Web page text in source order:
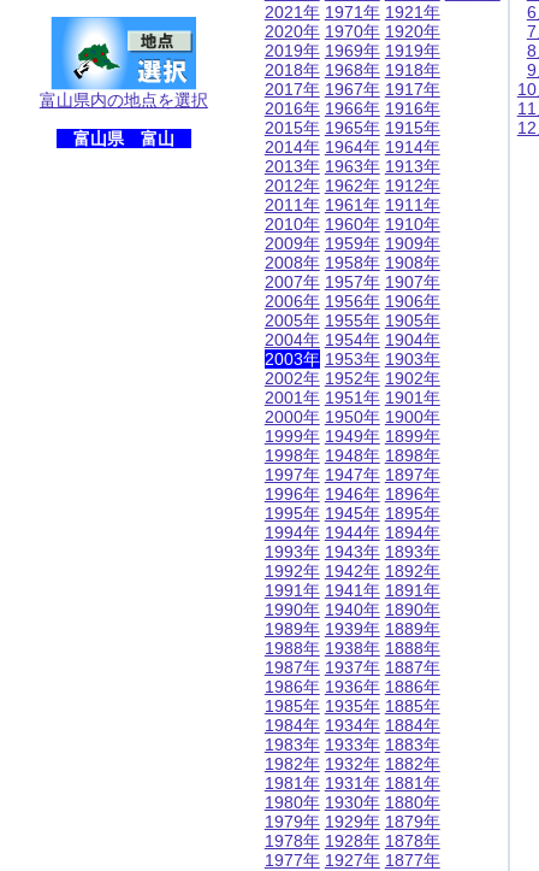
富山県内の地点を選択
富山県 富山
2021年
2020年
2019年
2018年
2017年
2016年
2015年
2014年
2013年
2012年
2011年
2010年
2009年
2008年
2007年
2006年
2005年
2004年
2003年
2002年
2001年
2000年
1999年
1998年
1997年
1996年
1995年
1994年
1993年
1992年
1991年
1990年
1989年
1988年
1987年
1986年
1985年
1984年
1983年
1982年
1981年
1980年
1979年
1978年
1977年
1971年
1970年
1969年
1968年
1967年
1966年
1965年
1964年
1963年
1962年
1961年
1960年
1959年
1958年
1957年
1956年
1955年
1954年
1953年
1952年
1951年
1950年
1949年
1948年
1947年
1946年
1945年
1944年
1943年
1942年
1941年
1940年
1939年
1938年
1937年
1936年
1935年
1934年
1933年
1932年
1931年
1930年
1929年
1928年
1927年
1921年
1920年
1919年
1918年
1917年
1916年
1915年
1914年
1913年
1912年
1911年
1910年
1909年
1908年
1907年
1906年
1905年
1904年
1903年
1902年
1901年
1900年
1899年
1898年
1897年
1896年
1895年
1894年
1893年
1892年
1891年
1890年
1889年
1888年
1887年
1886年
1885年
1884年
1883年
1882年
1881年
1880年
1879年
1878年
1877年